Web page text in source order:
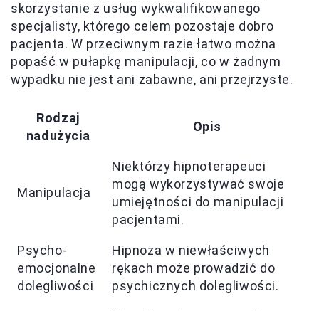
skorzystanie z usług wykwalifikowanego
specjalisty, którego celem pozostaje dobro
pacjenta. W przeciwnym razie łatwo można
popaść w pułapkę manipulacji, co w żadnym
wypadku nie jest ani zabawne, ani przejrzyste.
Rodzaj
nadużycia
Opis
Manipulacja
Niektórzy hipnoterapeuci
mogą wykorzystywać swoje
umiejętności do manipulacji
pacjentami.
Psycho-
emocjonalne
dolegliwości
Hipnoza w niewłaściwych
rękach może prowadzić do
psychicznych dolegliwości.